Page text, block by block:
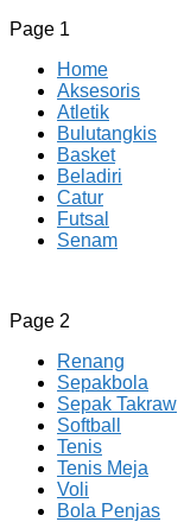
Page 1
Home
Aksesoris
Atletik
Bulutangkis
Basket
Beladiri
Catur
Futsal
Senam
CV JAYA BERSAMA
Menyediakan
Page 2
Renang
Sepakbola
Sepak Takraw
Softball
Tenis
Tenis Meja
Voli
Bola Penjas